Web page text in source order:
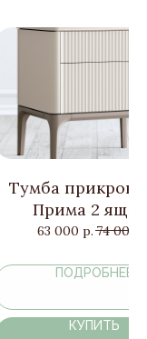
Тумба
Прима 2
63 000 р.74 000
ПОДРОБНЕЕ
КУПИТЬ